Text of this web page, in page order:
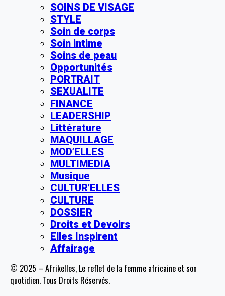
SOINS DE VISAGE
STYLE
Soin de corps
Soin intime
Soins de peau
Opportunités
PORTRAIT
SEXUALITE
FINANCE
LEADERSHIP
Littérature
MAQUILLAGE
MOD’ELLES
MULTIMEDIA
Musique
CULTUR’ELLES
CULTURE
DOSSIER
Droits et Devoirs
Elles Inspirent
Affairage
© 2025 – Afrikelles, Le reflet de la femme africaine et son
quotidien. Tous Droits Réservés.